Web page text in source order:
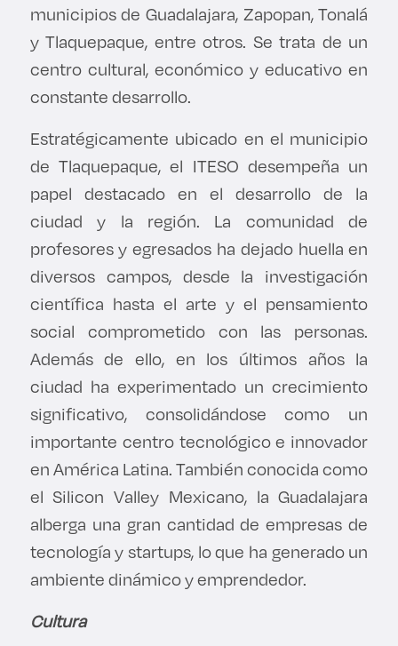
Sustentabilidad
municipios de Guadalajara, Zapopan, Tonalá
y Tlaquepaque, entre otros. Se trata de un
centro cultural, económico y educativo en
constante desarrollo.
Estratégicamente ubicado en el municipio
de Tlaquepaque, el ITESO desempeña un
papel destacado en el desarrollo de la
ciudad y la región. La comunidad de
profesores y egresados ha dejado huella en
diversos campos, desde la investigación
científica hasta el arte y el pensamiento
social comprometido con las personas.
Además de ello, en los últimos años la
ciudad ha experimentado un crecimiento
significativo, consolidándose como un
importante centro tecnológico e innovador
en América Latina. También conocida como
el Silicon Valley Mexicano, la Guadalajara
alberga una gran cantidad de empresas de
tecnología y startups, lo que ha generado un
ambiente dinámico y emprendedor.
Cultura